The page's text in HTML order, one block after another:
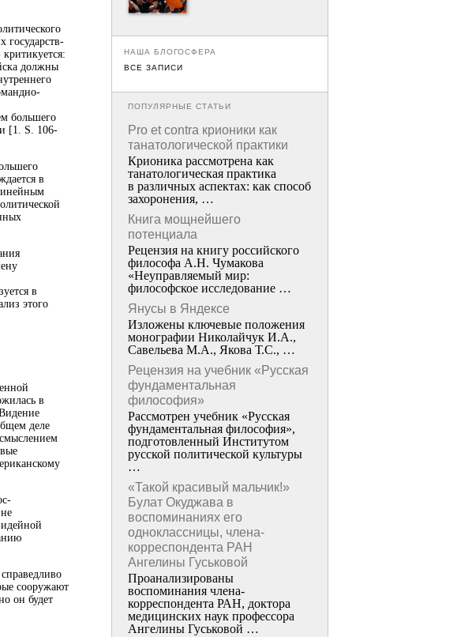
государств-
должны
большего
[1. S. 106-
в
в
этого
в
деле
сооружают
он будет
НАША БЛОГОСФЕРА
ВСЕ ЗАПИСИ
ПОПУЛЯРНЫЕ СТАТЬИ
Pro et contra крионики как
танатологической практики
Крионика рассмотрена как
танатологическая практика
в различных аспектах: как способ
захоронения, …
Книга мощнейшего
потенциала
Рецензия на книгу российского
философа А.Н. Чумакова
«Неуправляемый мир:
философское исследование …
Янусы в Яндексе
Изложены ключевые положения
монографии Николайчук И.А.,
Савельева М.А., Якова Т.С., …
Рецензия на учебник «Русская
фундаментальная
философия»
Рассмотрен учебник «Русская
фундаментальная философия»,
подготовленный Институтом
русской политической культуры
…
«Такой красивый мальчик!»
Булат Окуджава в
воспоминаниях его
одноклассницы, члена-
корреспондента РАН
Ангелины Гуськовой
Проанализированы
воспоминания члена­
корреспондента РАН, доктора
медицинских наук профессора
Ангелины Гуськовой …